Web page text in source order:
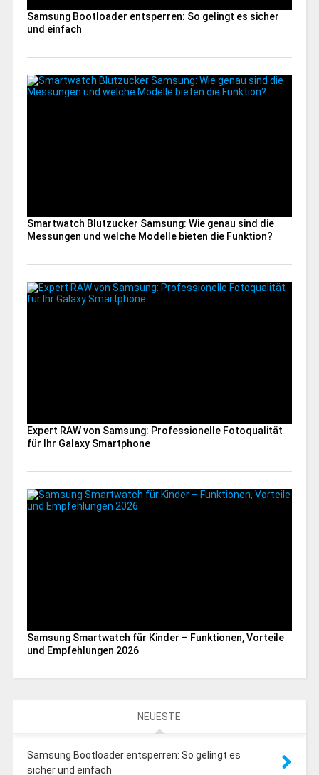
Samsung Bootloader entsperren: So gelingt es sicher
und einfach
Smartwatch Blutzucker Samsung: Wie genau sind die
Messungen und welche Modelle bieten die Funktion?
Expert RAW von Samsung: Professionelle Fotoqualität
für Ihr Galaxy Smartphone
Samsung Smartwatch für Kinder – Funktionen, Vorteile
und Empfehlungen 2026
NEUESTE
Samsung Bootloader entsperren: So gelingt es
sicher und einfach